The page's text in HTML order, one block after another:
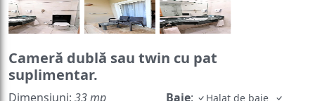
Cameră dublă sau twin cu pat
suplimentar.
Dimensiuni: 33 mp
Baie:
Halat de baie